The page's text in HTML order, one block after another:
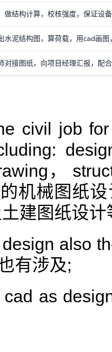
做结构计算，校核强度，保证设
水泥结构图，算荷载，用cad画图
对接图纸，向项目经理汇报，配
civil job
，
机械图纸
建图纸设计
also
有涉及;
cad as